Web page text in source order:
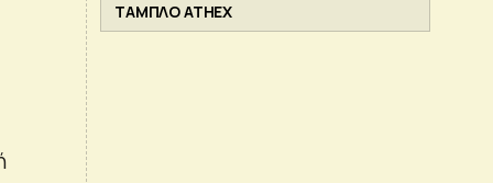
ΤΑΜΠΛΟ ATHEX